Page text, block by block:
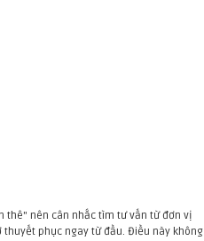
thê" nên cân nhắc tìm tư vấn từ đơn vị
phục ngay từ đầu. Điều này không